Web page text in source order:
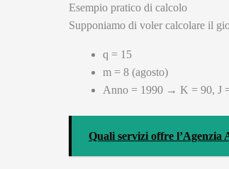
Esempio pratico di calcolo
Supponiamo di voler calcolare il
q = 15
m = 8 (agosto)
Anno = 1990 → K = 90, J
Quali servizi offre l’Agenzia